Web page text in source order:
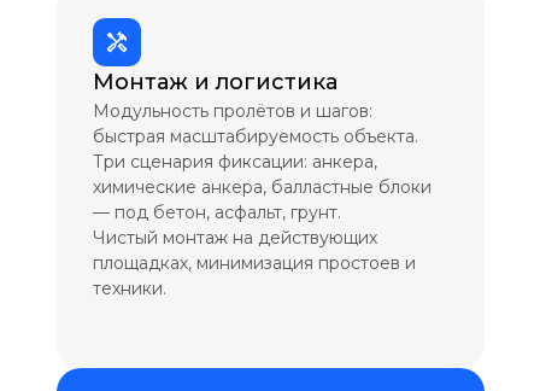
Монтаж и логистика
Модульность пролётов и шагов:
быстрая масштабируемость объекта.
Три сценария фиксации: анкера,
химические анкера, балластные блоки
— под бетон, асфальт, грунт.
Чистый монтаж на действующих
площадках, минимизация простоев и
техники.